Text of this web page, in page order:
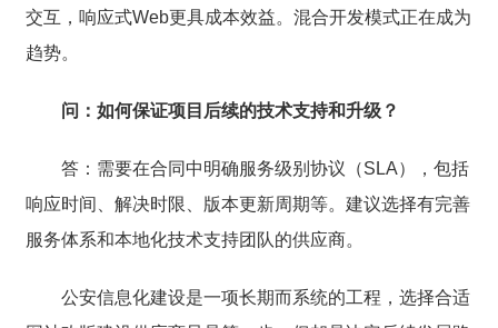
交互，响应式Web更具成本效益。混合开发模式正在成为
趋势。
问：如何保证项目后续的技术支持和升级？
答：需要在合同中明确服务级别协议（SLA），包括
响应时间、解决时限、版本更新周期等。建议选择有完善
服务体系和本地化技术支持团队的供应商。
公安信息化建设是一项长期而系统的工程，选择合适